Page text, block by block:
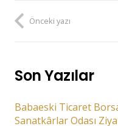
Önceki yazı
Son Yazılar
Babaeski Ticaret
Sanatkârlar Odası